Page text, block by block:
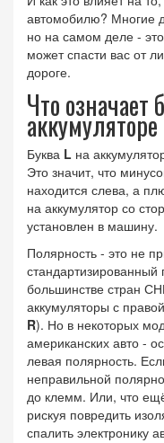
автомобилю? Многие
но на самом деле -
может спасти вас от
дороге.
Что означает
аккумуляторе
Буква L на
Это значит, что
находится слева, а
на аккумулятор со
установлен в машину.
Полярность - это не
большинстве стран
аккумуляторы с
R). Но в некоторых
американских авто -
левая полярность.
неправильной
до клемм. Или, что
рискуя повредить
спалить электронику